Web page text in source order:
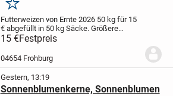
Merken
Futterweizen von Ernte 2026 50 kg für 15
€ abgefüllt in 50 kg Säcke. Größere
Mengen im Big Bag möglich, dann auch
besserer Preis.
Gerste, Hafer, Erbsen und Sonnenblumen
15 €Festpreis
04654 Frohburg
Gestern, 13:19
Sonnenblumenkerne, Sonnenblumen